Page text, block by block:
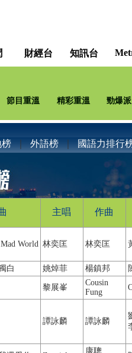
財經台 知訊台
節目重溫 精彩重溫 勁爆
榜 外語榜 國語力排行
主唱 作曲
World 林奕匡 林奕匡
白 姚焯菲 楊鎮邦
黎展峯
Cousin
Fung
譚詠麟 譚詠麟
康聰